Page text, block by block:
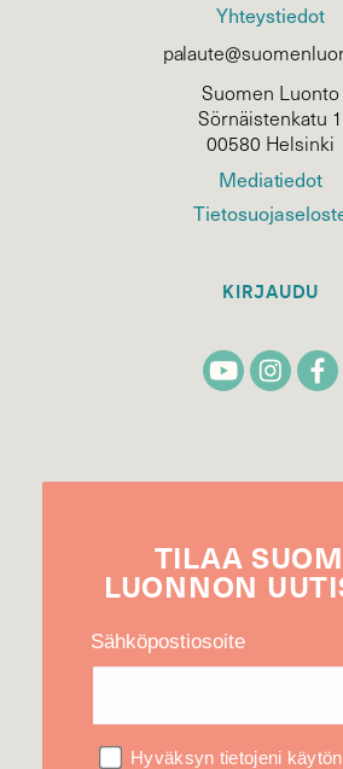
Yhteystiedot
Suomen Luonto
Sörnäistenkatu 1
00580 Helsinki
Mediatiedot
KIRJAUDU
TILAA
LUONNON
Sähköpostiosoite
Hyväksyn tietojeni